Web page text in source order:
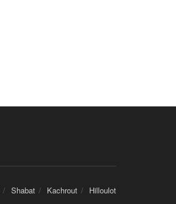
Shabat Kachrout Hilloulot